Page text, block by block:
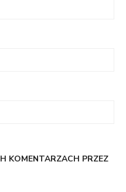
KOMENTARZACH PRZEZ